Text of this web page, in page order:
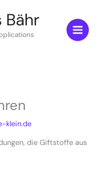
klein.de
die Giftstoffe aus